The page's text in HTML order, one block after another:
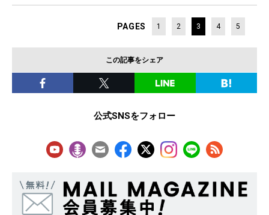
PAGES 1 2 3 4 5
この記事をシェア
公式SNSをフォロー